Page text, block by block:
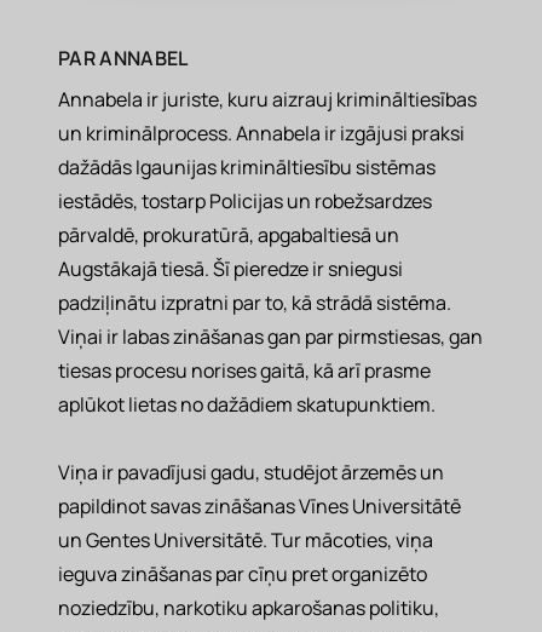
PARANNABEL
Annabela ir juriste, kuru aizrauj krimināltiesības
un kriminālprocess. Annabela ir izgājusi praksi
dažādās Igaunijas krimināltiesību sistēmas
iestādēs, tostarp Policijas un robežsardzes
pārvaldē, prokuratūrā, apgabaltiesā un
Augstākajā tiesā. Šī pieredze ir sniegusi
padziļinātu izpratni par to, kā strādā sistēma.
Viņai ir labas zināšanas gan par pirmstiesas, gan
tiesas procesu norises gaitā, kā arī prasme
aplūkot lietas no dažādiem skatupunktiem.
Viņa ir pavadījusi gadu, studējot ārzemēs un
papildinot savas zināšanas Vīnes Universitātē
un Gentes Universitātē. Tur mācoties, viņa
ieguva zināšanas par cīņu pret organizēto
noziedzību, narkotiku apkarošanas politiku,